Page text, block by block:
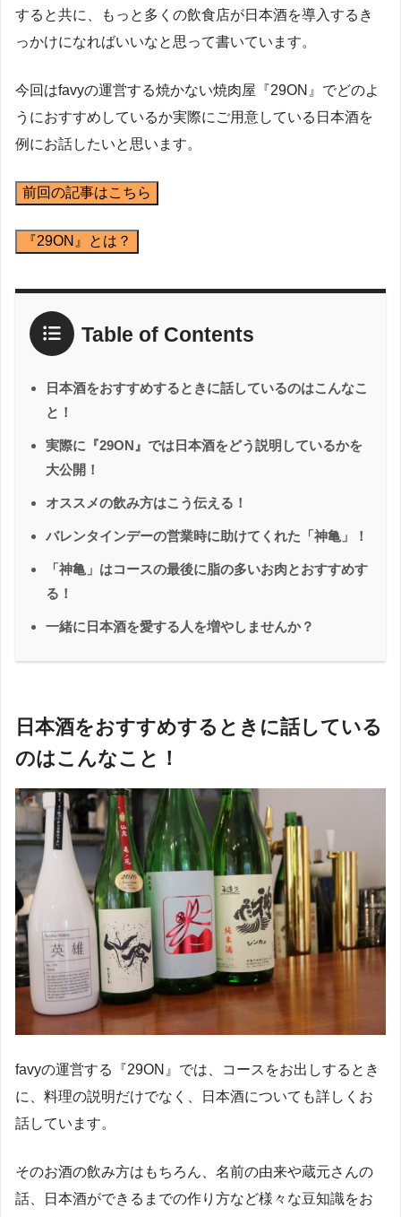
すると共に、もっと多くの飲食店が日本酒を導入するき
っかけになればいいなと思って書いています。
今回はfavyの運営する焼かない焼肉屋『29ON』でどのよ
うにおすすめしているか実際にご用意している日本酒を
例にお話したいと思います。
前回の記事はこちら
『29ON』とは？
Table of Contents
日本酒をおすすめするときに話しているのはこんなこ
と！
実際に『29ON』では日本酒をどう説明しているかを
大公開！
オススメの飲み方はこう伝える！
バレンタインデーの営業時に助けてくれた「神亀」！
「神亀」はコースの最後に脂の多いお肉とおすすめす
る！
一緒に日本酒を愛する人を増やしませんか？
日本酒をおすすめするときに話している
のはこんなこと！
favyの運営する『29ON』では、コースをお出しするとき
に、料理の説明だけでなく、日本酒についても詳しくお
話しています。
そのお酒の飲み方はもちろん、名前の由来や蔵元さんの
話、日本酒ができるまでの作り方など様々な豆知識をお